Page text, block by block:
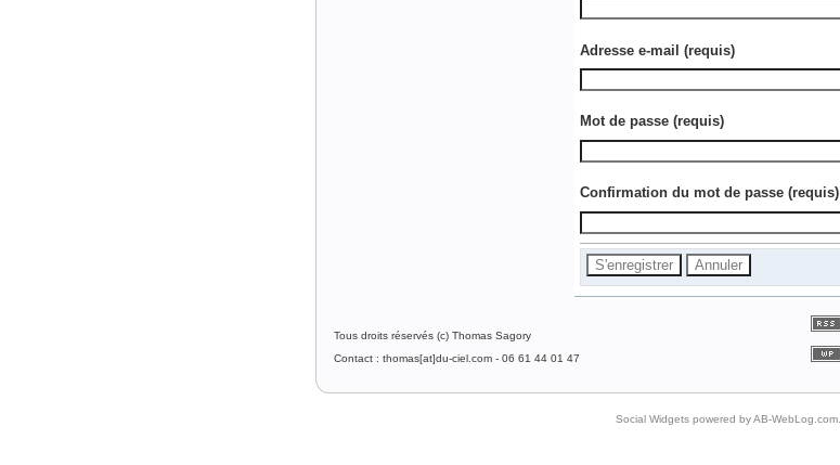
Adresse e-mail (requis)
Mot de passe (requis)
Confirmation du mot de passe (requis)
Tous droits réservés (c) Thomas Sagory
Contact : thomas[at]du-ciel.com - 06 61 44 01 47
Social Widgets powered byAB-WebLog.com